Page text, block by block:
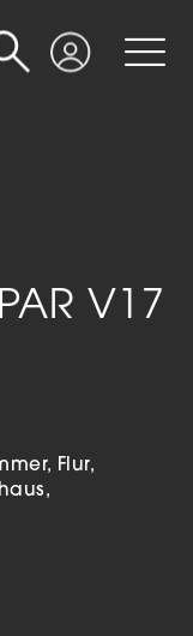
Login
Suche
V17
Flur